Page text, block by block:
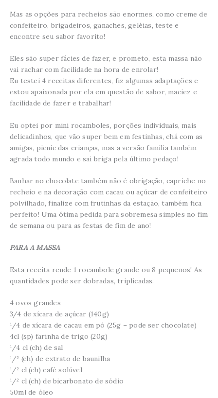
Mas as opções para recheios são enormes, como creme de
confeiteiro, brigadeiros, ganaches, geléias, teste e
encontre seu sabor favorito!
Eles são super fácies de fazer, e prometo, esta massa não
vai rachar com facilidade na hora de enrolar!
Eu testei 4 receitas diferentes, fiz algumas adaptações e
estou apaixonada por ela em questão de sabor, maciez e
facilidade de fazer e trabalhar!
Eu optei por mini rocamboles, porções individuais, mais
delicadinhos, que vão super bem em festinhas, chá com as
amigas, picnic das crianças, mas a versão família também
agrada todo mundo e sai briga pela último pedaço!
Banhar no chocolate também não é obrigação, capriche no
recheio e na decoração com cacau ou açúcar de confeiteiro
polvilhado, finalize com frutinhas da estação, também fica
perfeito! Uma ótima pedida para sobremesa simples no fim
de semana ou para as festas de fim de ano!
PARA A MASSA
Esta receita rende 1 rocambole grande ou 8 pequenos! As
quantidades pode ser dobradas, triplicadas.
4 ovos grandes
3/4 de xícara de açúcar (140g)
¹/4 de xícara de cacau em pó (25g – pode ser chocolate)
4cl (sp) farinha de trigo (20g)
¹/4 cl (ch) de sal
¹/² (ch) de extrato de baunilha
¹/² cl (ch) café solúvel
¹/² cl (ch) de bicarbonato de sódio
50ml de óleo